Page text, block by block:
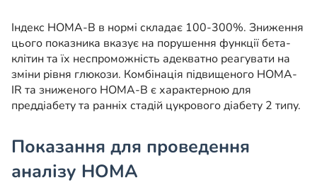
Індекс HOMA-B в нормі складає 100-300%. Зниження
цього показника вказує на порушення функції бета-
клітин та їх неспроможність адекватно реагувати на
зміни рівня глюкози. Комбінація підвищеного HOMA-
IR та зниженого HOMA-B є характерною для
преддіабету та ранніх стадій цукрового діабету 2 типу.
Показання для проведення
аналізу HOMA